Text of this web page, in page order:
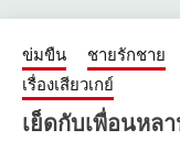
ข่มขืน ชายรักชาย
เรื่องเสียวเกย์
เย็ดกับเพื่อนหล